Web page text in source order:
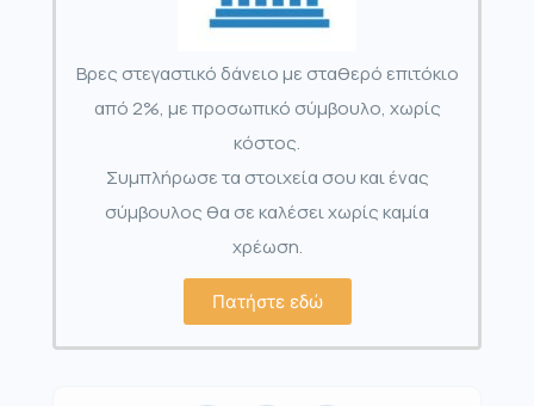
Βρες στεγαστικό δάνειο με σταθερό επιτόκιο
από 2%, με προσωπικό σύμβουλο, χωρίς
κόστος.
Συμπλήρωσε τα στοιχεία σου και ένας
σύμβουλος θα σε καλέσει χωρίς καμία
χρέωση.
Πατήστε εδώ